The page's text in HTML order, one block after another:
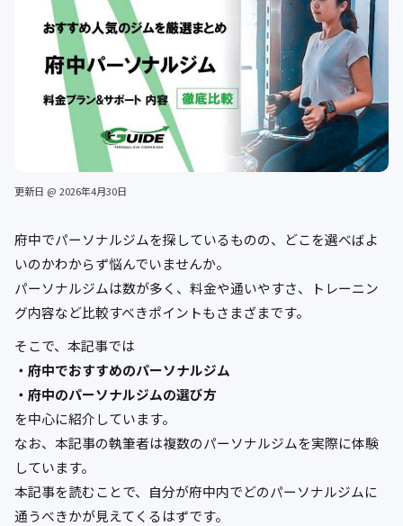
更新日 @ 2026年4月30日
府中でパーソナルジムを探しているものの、どこを選べばよ
いのかわからず悩んでいませんか。
パーソナルジムは数が多く、料金や通いやすさ、トレーニン
グ内容など比較すべきポイントもさまざまです。
そこで、本記事では
・府中でおすすめのパーソナルジム
・府中のパーソナルジムの選び方
を中心に紹介しています。
なお、本記事の執筆者は複数のパーソナルジムを実際に体験
しています。
本記事を読むことで、自分が府中内でどのパーソナルジムに
通うべきかが見えてくるはずです。